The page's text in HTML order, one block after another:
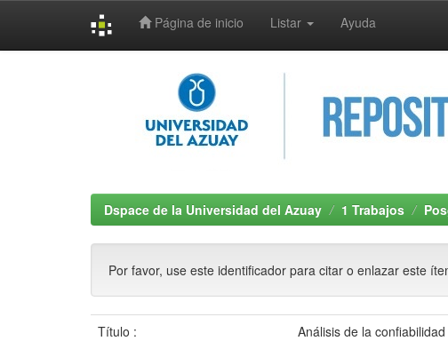
Página de inicio Listar Ayuda
Dspace de la Universidad del Azuay 1 Trabajos
Por favor, use este identificador para citar o enlazar este
Título :
Análisis de la